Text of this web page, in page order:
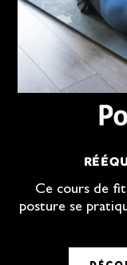
Ce cours de
posture se